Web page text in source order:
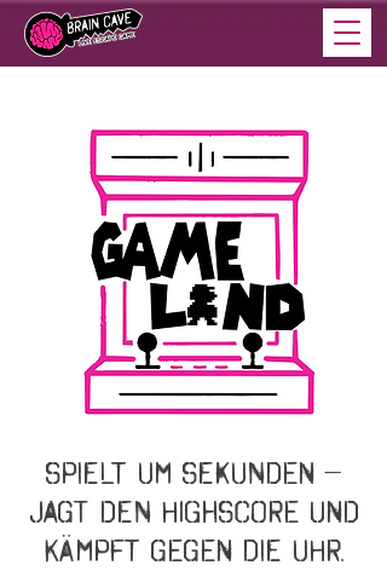
Spielt um Sekunden –
jagt den Highscore und
kämpft gegen die Uhr.